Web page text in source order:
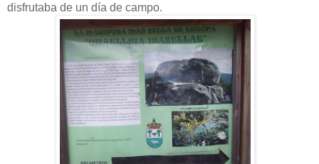
disfrutaba de un día de campo.